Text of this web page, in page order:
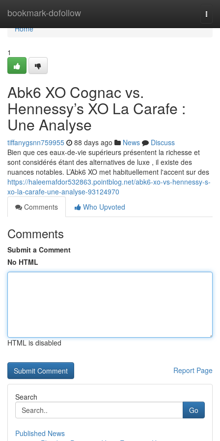
bookmark-dofollow
Home
Home
1
Abk6 XO Cognac vs.
Hennessy’s XO La Carafe :
Une Analyse
tiffanygsnn759955 88 days ago News
Discuss
Bien que ces eaux-de-vie supérieurs présentent la richesse et
sont considérés étant des alternatives de luxe , il existe des
nuances notables. L’Abk6 XO met habituellement l'accent sur des
https://haleemafdor532863.pointblog.net/abk6-xo-vs-hennessy-s-
xo-la-carafe-une-analyse-93124970
Comments
Who Upvoted
Comments
Submit a Comment
No HTML
HTML is disabled
Report Page
Search
Go
Published News